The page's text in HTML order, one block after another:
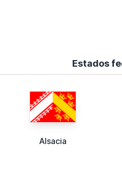
Estados
Alsacia